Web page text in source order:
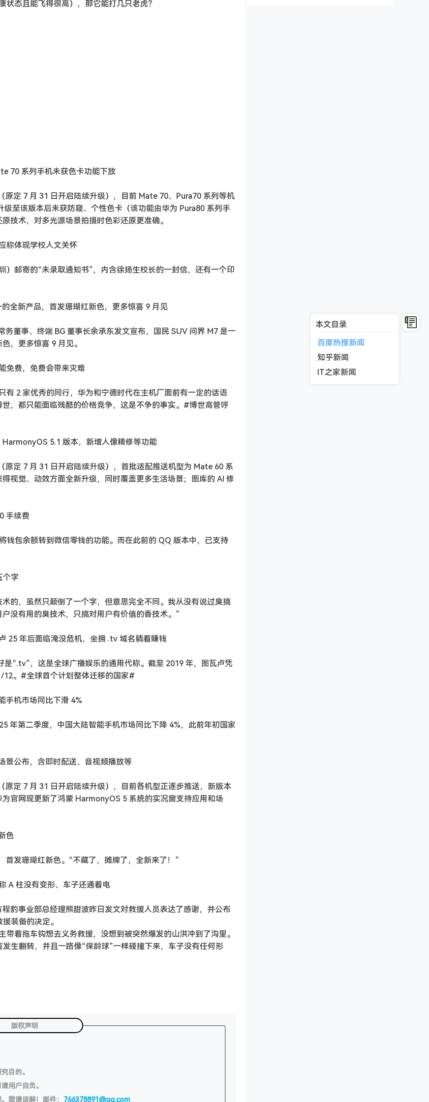
本文目录
百度热搜新闻
知乎新闻
IT之家新闻
态且能飞得很高），那它能打几只老虎？
70 系列手机未获色卡功能下放
定 7 月 31 日开启陆续升级），目前 Mate 70、Pura70 系列等机
至该版本后未获防窥、个性色卡（该功能由华为 Pura80 系列手
技术，对多光源场景拍摄时色彩还原更准确。
称体现学校人文关怀
邮寄的“未录取通知书”，内含徐扬生校长的一封信，还有一个印
全新产品，首发珊瑚红新色，更多惊喜 9 月见
董事、终端 BG 董事长余承东发文宣布，国民 SUV 问界 M7 是一
，更多惊喜 9 月见。
免费，免费会带来灾难
有 2 家优秀的同行，华为和宁德时代在主机厂面前有一定的话语
，都只能面临残酷的价格竞争，这是不争的事实。#博世高管呼
5.1 版本，新增人像精修等功能
定 7 月 31 日开启陆续升级），首批适配推送机型为 Mate 60 系
视觉、动效方面全新升级，同时覆盖更多生活场景；图库的 AI 修
手续费
钱包余额转到微信零钱的功能。而在此前的 QQ 版本中，已支持
个字
的，虽然只颠倒了一个字，但意思完全不同。我从没有说过臭搞
没有用的臭技术，只搞对用户有价值的香技术。”
25 年后面临淹没危机，坐拥 .tv 域名躺着赚钱
“.tv”，这是全球广播娱乐的通用代称。截至 2019 年，图瓦卢凭
12。#全球首个计划整体迁移的国家#
手机市场同比下滑 4%
年第二季度，中国大陆智能手机市场同比下降 4%，此前年初国家
景公布，含即时配送、音视频播放等
定 7 月 31 日开启陆续升级），目前各机型正逐步推送，新版本
官网现更新了鸿蒙 HarmonyOS 5 系统的实况窗支持应用和场
色
首发珊瑚红新色。“不藏了，摊牌了，全新来了！”
A 柱没有变形、车子还通着电
豹事业部总经理熊甜波昨日发文对救援人员表达了感谢，并公布
装备的决定。
着拖车钩想去义务救援，没想到被突然爆发的山洪冲到了沟里。
生翻转，并且一路像“保龄球”一样碰撞下来，车子没有任何形
版权声明
目的。
用户自负。
敬请谅解！邮件： 766378891@qq.com